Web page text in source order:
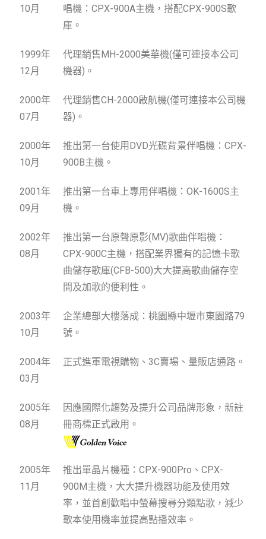
10月
唱機：CPX-900A主機，搭配CPX-900S歌
庫。
1999年
12月
代理銷售MH-2000美華機(僅可連接本公司
機器)。
2000年
07月
代理銷售CH-2000啟航機(僅可連接本公司機
器)。
2000年
10月
推出第一台使用DVD光碟背景伴唱機：CPX-
900B主機。
2001年
09月
推出第一台車上專用伴唱機：OK-1600S主
機。
2002年
08月
推出第一台原聲原影(MV)歌曲伴唱機：
CPX-900C主機，搭配業界獨有的記憶卡歌
曲儲存歌庫(CFB-500)大大提高歌曲儲存空
間及加歌的便利性。
2003年
10月
企業總部大樓落成：桃園縣中壢市東園路79
號。
2004年
03月
正式進軍電視購物、3C賣場、量販店通路。
2005年
08月
因應國際化趨勢及提升公司品牌形象，新註
冊商標正式啟用。
2005年
11月
推出單晶片機種：CPX-900Pro、CPX-
900M主機，大大提升機器功能及使用效
率，並首創歡唱中螢幕搜尋分類點歌，減少
歌本使用機率並提高點播效率。